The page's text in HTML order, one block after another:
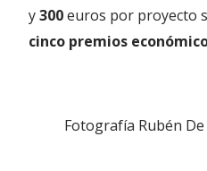
y300euros por proyecto
cinco premios
Fotografía Rubén De